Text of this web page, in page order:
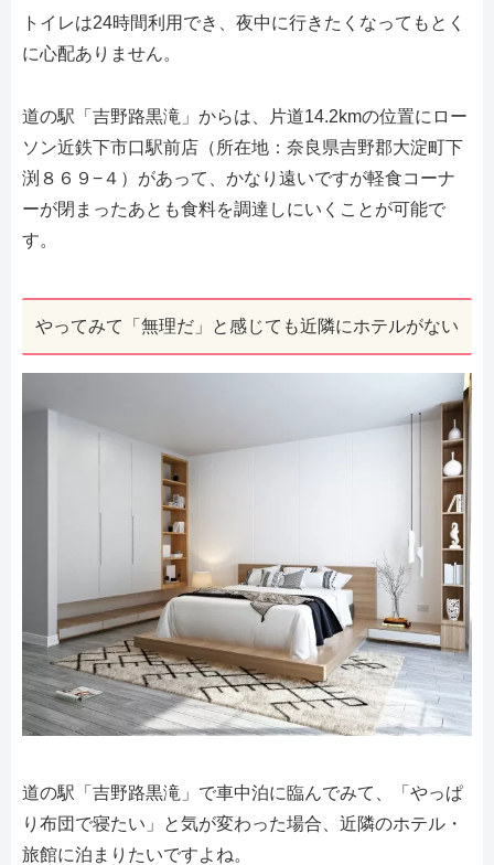
トイレは24時間利用でき、夜中に行きたくなってもとく
に心配ありません。
道の駅「吉野路黒滝」からは、片道14.2kmの位置にロー
ソン近鉄下市口駅前店（所在地：奈良県吉野郡大淀町下
渕８６９−４）があって、かなり遠いですが軽食コーナ
ーが閉まったあとも食料を調達しにいくことが可能で
す。
やってみて「無理だ」と感じても近隣にホテルがない
道の駅「吉野路黒滝」で車中泊に臨んでみて、「やっぱ
り布団で寝たい」と気が変わった場合、近隣のホテル・
旅館に泊まりたいですよね。